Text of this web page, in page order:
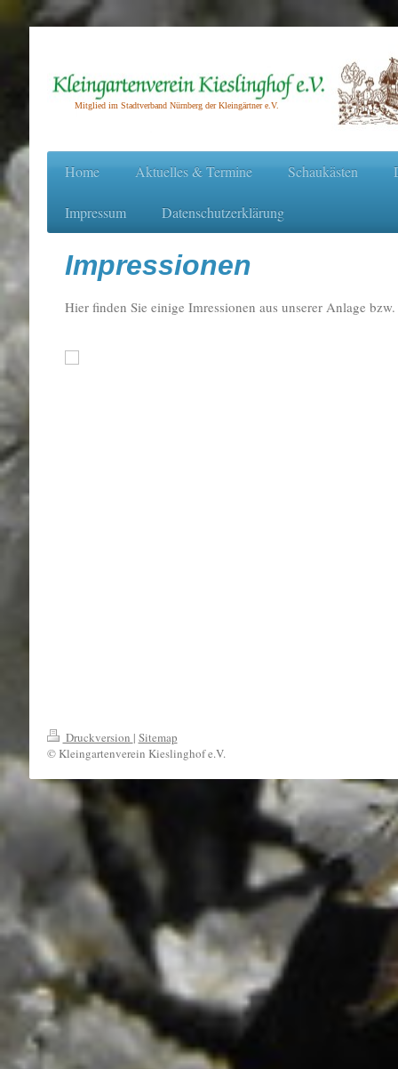
Mitglied im Stadtverband Nürnberg der Kleingärtner e.V.
Home Aktuelles & Termine Schaukästen
Impressum Datenschutzerklärung
Impressionen
Hier finden Sie einige Imressionen aus unserer Anlage
Druckversion | Sitemap
© Kleingartenverein Kieslinghof e.V.